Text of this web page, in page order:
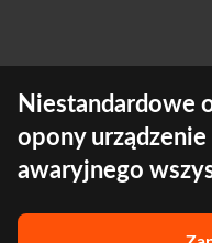
Niestandardowe
opony
awaryjnego